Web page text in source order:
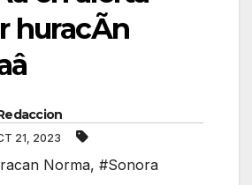
huracÃn
21, 2023
Norma, #Sonora